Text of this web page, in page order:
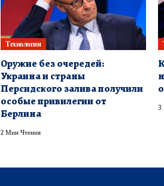
Технологии
Оружие без очередей:
Украина и страны
Персидского залива получили
особые привилегии от
Берлина
2 Мин Чтения
3